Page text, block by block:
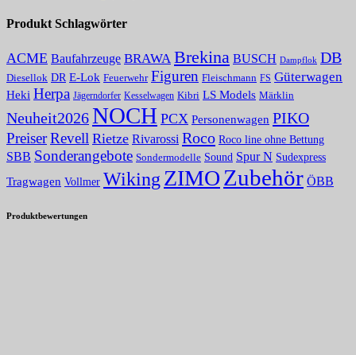
Produkt Schlagwörter
ACME Baufahrzeuge BRAWA Brekina BUSCH Dampflok DB
Diesellok DR E-Lok Feuerwehr Figuren Fleischmann FS Güterwagen
Heki Herpa Jägerndorfer Kesselwagen Kibri LS Models Märklin
Neuheit2026NOCH PCX Personenwagen PIKO
PreiserRevell Rietze Rivarossi Roco Roco line ohne Bettung
SBB Sonderangebote Sondermodelle Sound Spur N Sudexpress
Tragwagen Vollmer Wiking ZIMOZubehör ÖBB
Produktbewertungen